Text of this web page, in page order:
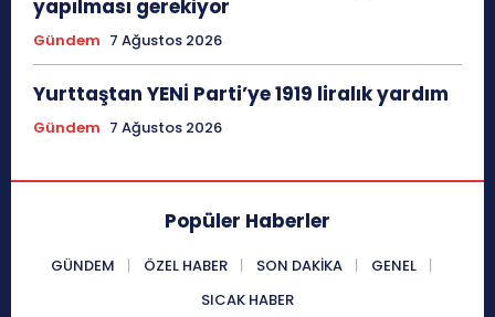
yapılması gerekiyor
Gündem 7 Ağustos 2026
Yurttaştan YENİ Parti’ye 1919 liralık yardım
Gündem 7 Ağustos 2026
Popüler Haberler
GÜNDEM ÖZEL HABER SON DAKIKA
GENEL
SICAK HABER